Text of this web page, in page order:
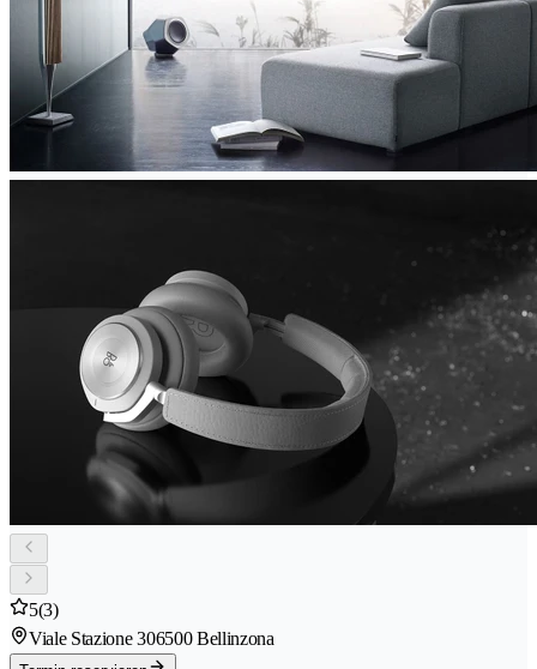
5(3)
Viale Stazione 306500 Bellinzona